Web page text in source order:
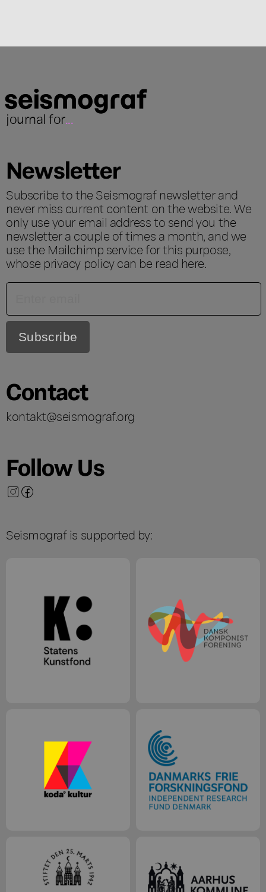
journal for...
Newsletter
Subscribe to the Seismograf newsletter and
never miss current content on the website. We
only use your email address to send you the
newsletter a couple of times a month, and we
use the Mailchimp service for this purpose,
whose privacy policy can be read here.
Contact
kontakt@seismograf.org
Follow Us
Seismograf is supported by: